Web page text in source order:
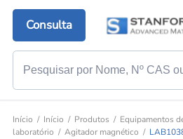
Consulta
Início Início Produtos Equipamentos
laboratório
Agitador magnético